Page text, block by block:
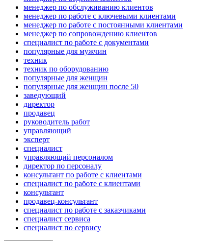
менеджер по обслуживанию клиентов
менеджер по работе с ключевыми клиентами
менеджер по работе с постоянными клиентами
менеджер по сопровождению клиентов
специалист по работе с документами
популярные для мужчин
техник
техник по оборудованию
популярные для женщин
популярные для женщин после 50
заведующий
директор
продавец
руководитель работ
управляющий
эксперт
специалист
управляющий персоналом
директор по персоналу
консультант по работе с клиентами
специалист по работе с клиентами
консультант
продавец-консультант
специалист по работе с заказчиками
специалист сервиса
специалист по сервису